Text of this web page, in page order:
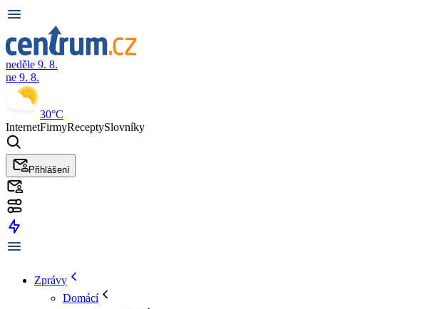
neděle 9. 8.
ne 9. 8.
30°C
InternetFirmyReceptySlovníky
Přihlášení
Zprávy
Domácí